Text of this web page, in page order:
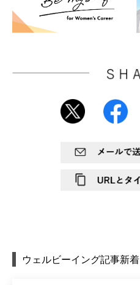
ウェルビーイング記事新着